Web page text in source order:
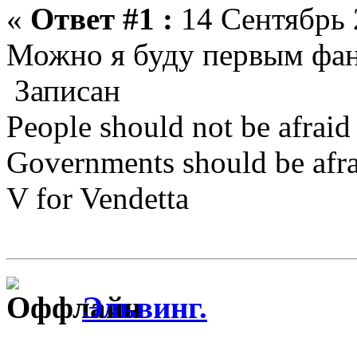
« Ответ #1 : 14
Можно я буду первым
Записан
People should not be
Governments should be
V for Vendetta
Эльвинг.